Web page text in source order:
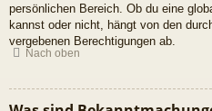
persönlichen Bereich. Ob du eine
kannst oder nicht, hängt von den
vergebenen Berechtigungen ab.
Nach oben